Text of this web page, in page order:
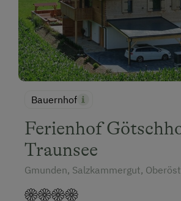
Bauernhof
Ferienhof
Traunsee
Gmunden, Salzkammergut,